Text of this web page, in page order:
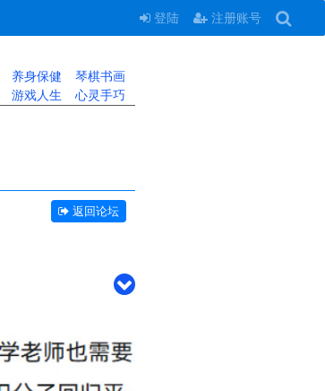
登陆 注册账号
养身保健
琴棋书画
游戏人生 心灵手巧
返回论坛